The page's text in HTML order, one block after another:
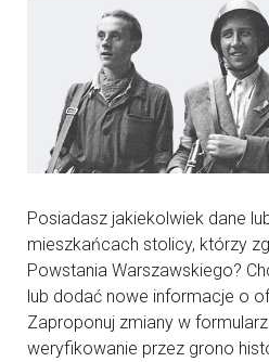
Posiadasz jakiekolwiek dane
mieszkańcach stolicy, którzy
Powstania Warszawskiego?
lub dodać nowe informacje o
Zaproponuj zmiany w
weryfikowanie przez grono